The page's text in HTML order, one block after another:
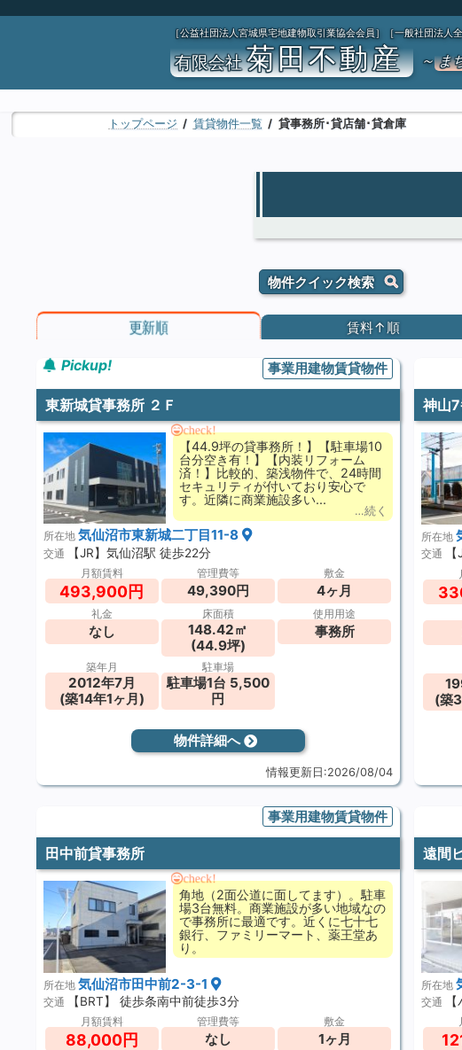
ツ
シ
［公益社団法人宮城県宅地建物取引業協会会員］［一般社団法人
有限会社 菊田不動産 ～ま
トップページ
賃貸物件一覧 貸事務所･貸店舗･貸倉庫
物件クイック検索
更新順 賃料↑順
Pickup! 事業用建物賃貸物件
東新城貸事務所 ２Ｆ
check!
【44.9坪の貸事務所！】【駐車場10
台分空き有！】【内装リフォーム
済！】比較的、築浅物件で、24時間
セキュリティが付いており安心で
す。近隣に商業施設多い...
…続く
所在地 気仙沼市東新城二丁目11-8
交通 【JR】気仙沼駅 徒歩22分
月額賃料
493,900円
管理費等
49,390円
敷金
4ヶ月
礼金
なし
床面積
148.42㎡
(44.9坪)
使用用途
事務所
築年月
2012年7月
(築14年1ヶ月)
駐車場
駐車場1台 5,500
円
物件詳細へ
情報更新日:2026/08/04
神山
所在地
交通
(築
事業用建物賃貸物件
田中前貸事務所
check!
角地（2面公道に面してます）。駐車
場3台無料。商業施設が多い地域なの
で事務所に最適です。近くに七十七
銀行、ファミリーマート、薬王堂あ
り。
所在地 気仙沼市田中前2-3-1
交通 【BRT】 徒歩条南中前徒歩3分
月額賃料
88,000円
管理費等
なし
敷金
1ヶ月
遠間
所在地
交通